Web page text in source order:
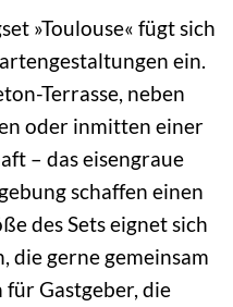
»Toulouse« fügt sich
ein.
Terrasse, neben
oder inmitten einer
– das eisengraue
schaffen einen
des Sets eignet sich
die gerne gemeinsam
für Gastgeber, die